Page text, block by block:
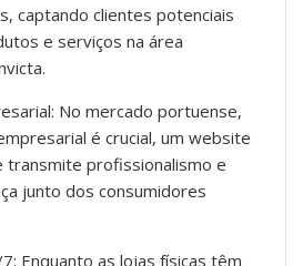
captando clientes potenciais
e serviços na área
No mercado portuense,
é crucial, um website
transmite profissionalismo e
junto dos consumidores
Enquanto as lojas físicas têm